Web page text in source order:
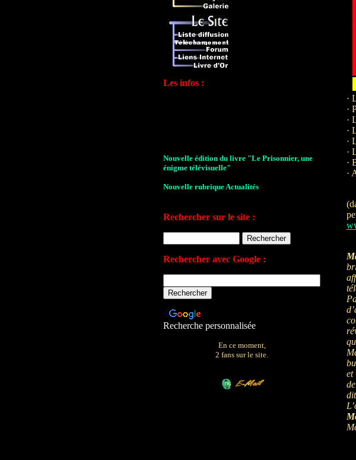
Les infos :
énigme télévisuelle"
Les archives de John Drake
Votre avis sur le site
Rechercher sur le site :
Rechercher avec Google :
Recherche personnalisée
En ce moment,
2 fans sur le site.
·
·
·
·
·
·
·
·
et